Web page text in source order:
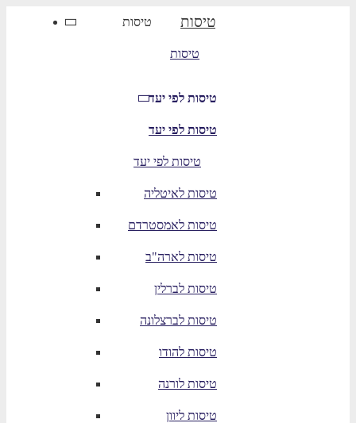
טיסות טיסות
טיסות
טיסות לפי יעד
טיסות לפי יעד
טיסות לפי יעד
טיסות לאיטליה
טיסות לאמסטרדם
טיסות לארה"ב
טיסות לברלין
טיסות לברצלונה
טיסות להודו
טיסות לורנה
טיסות ליוון